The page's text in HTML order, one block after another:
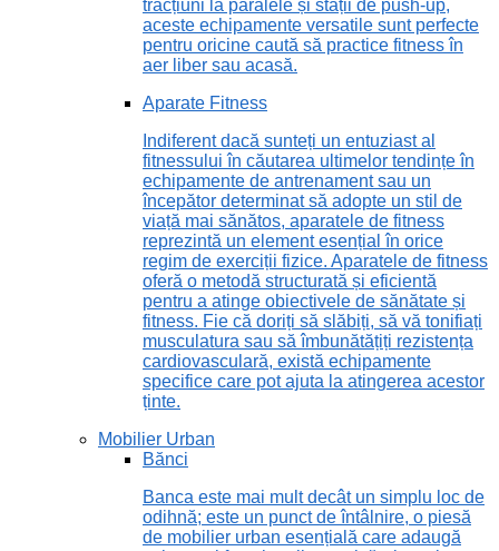
tracțiuni la paralele și stații de push-up,
aceste echipamente versatile sunt perfecte
pentru oricine caută să practice fitness în
aer liber sau acasă.
Aparate Fitness
Indiferent dacă sunteți un entuziast al
fitnessului în căutarea ultimelor tendințe în
echipamente de antrenament sau un
începător determinat să adopte un stil de
viață mai sănătos, aparatele de fitness
reprezintă un element esențial în orice
regim de exerciții fizice. Aparatele de fitness
oferă o metodă structurată și eficientă
pentru a atinge obiectivele de sănătate și
fitness. Fie că doriți să slăbiți, să vă tonifiați
musculatura sau să îmbunătățiți rezistența
cardiovasculară, există echipamente
specifice care pot ajuta la atingerea acestor
ținte.
Mobilier Urban
Bănci
Banca este mai mult decât un simplu loc de
odihnă; este un punct de întâlnire, o piesă
de mobilier urban esențială care adaugă